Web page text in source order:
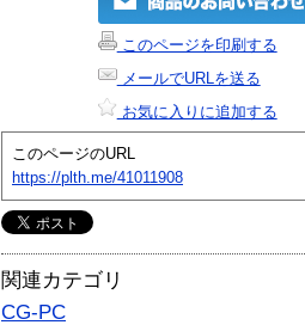
このページを印刷する
メールでURLを送る
お気に入りに追加する
このページのURL
https://plth.me/41011908
関連カテゴリ
CG-PC